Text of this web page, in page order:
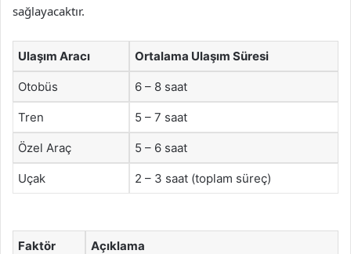
sağlayacaktır.
Ulaşım Aracı Ortalama Ulaşım Süresi
Otobüs 6 – 8 saat
Tren 5 – 7 saat
Özel Araç 5 – 6 saat
Uçak 2 – 3 saat (toplam süreç)
Faktör Açıklama